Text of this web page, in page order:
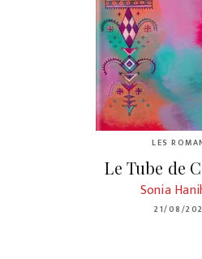
LES
Le Tube de
Sonia
21/08/